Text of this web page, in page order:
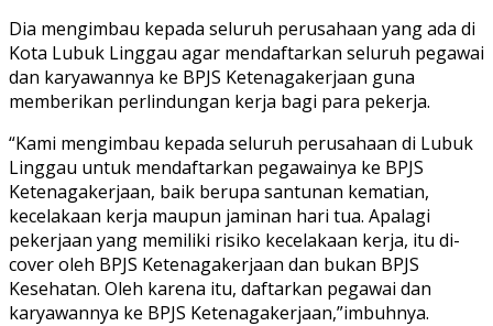
Dia mengimbau kepada seluruh perusahaan yang ada di
Kota Lubuk Linggau agar mendaftarkan seluruh pegawai
dan karyawannya ke BPJS Ketenagakerjaan guna
memberikan perlindungan kerja bagi para pekerja.
“Kami mengimbau kepada seluruh perusahaan di Lubuk
Linggau untuk mendaftarkan pegawainya ke BPJS
Ketenagakerjaan, baik berupa santunan kematian,
kecelakaan kerja maupun jaminan hari tua. Apalagi
pekerjaan yang memiliki risiko kecelakaan kerja, itu di-
cover oleh BPJS Ketenagakerjaan dan bukan BPJS
Kesehatan. Oleh karena itu, daftarkan pegawai dan
karyawannya ke BPJS Ketenagakerjaan,”imbuhnya.